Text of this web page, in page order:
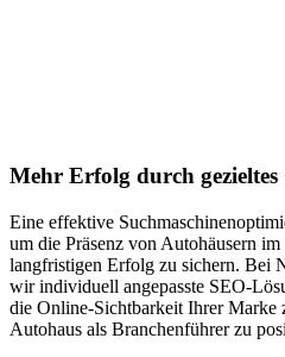
Mehr Erfolg durch
Eine effektive
um die Präsenz von Autohäusern
langfristigen Erfolg zu sichern. Bei
wir individuell angepasste SEO-
die Online-Sichtbarkeit Ihrer Marke
Autohaus als Branchenführer zu